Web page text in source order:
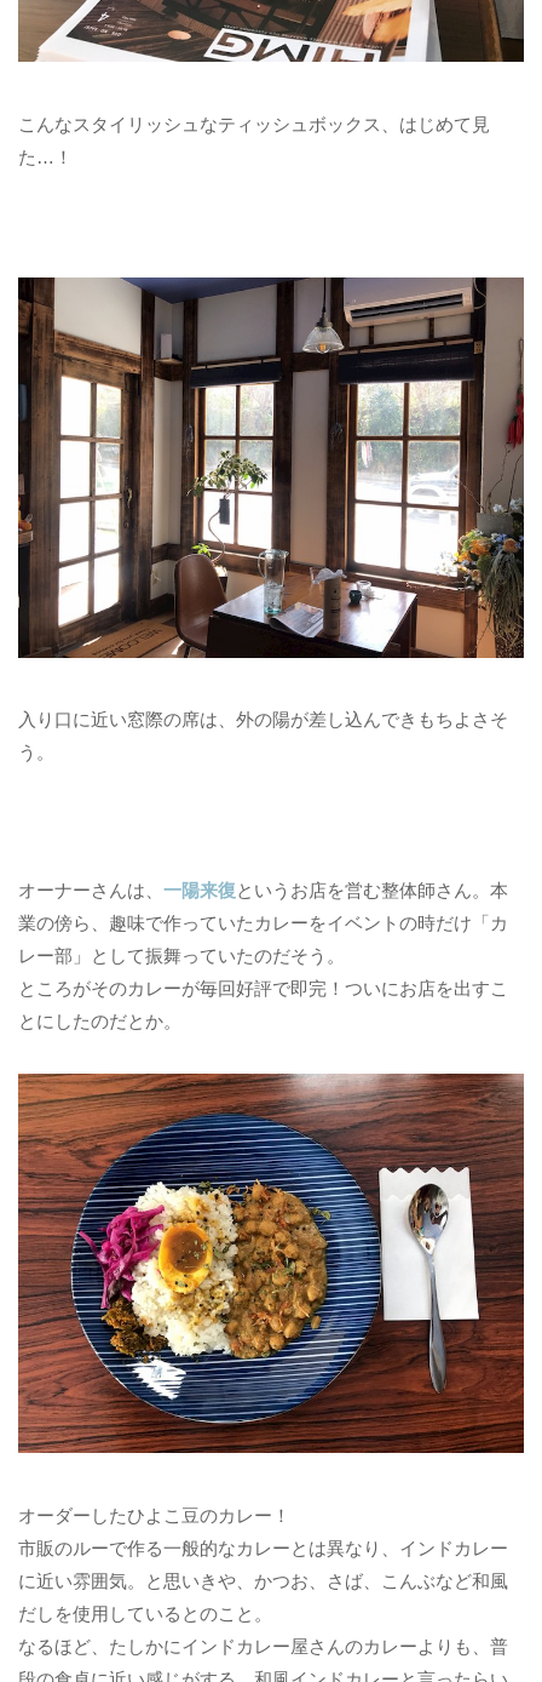
こんなスタイリッシュなティッシュボックス、はじめて見
た…！
入り口に近い窓際の席は、外の陽が差し込んできもちよさそ
う。
オーナーさんは、 一陽来復というお店を営む整体師さん。 本
業の傍ら、趣味で作っていたカレーをイベントの時だけ「カ
レー部」として振舞っていたのだそう。
ところがそのカレーが毎回好評で即完！ついにお店を出すこ
とにしたのだとか。
オーダーしたひよこ豆のカレー！
市販のルーで作る一般的なカレーとは異なり、インドカレー
に近い雰囲気。と思いきや、かつお、さば、こんぶなど和風
だしを使用しているとのこと。
なるほど、たしかにインドカレー屋さんのカレーよりも、普